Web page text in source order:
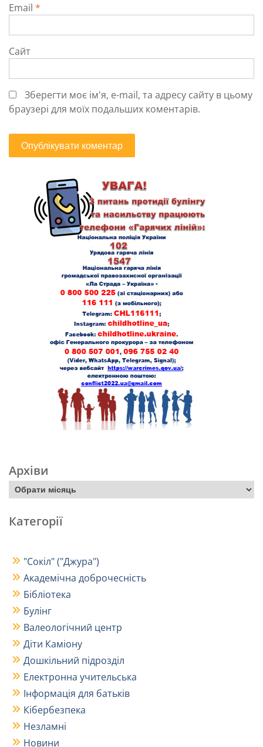
Email *
Сайт
Зберегти моє ім'я, e-mail, та адресу сайту в цьому
браузері для моїх подальших коментарів.
Архіви
Категорії
"Сокіл" ("Джура")
Академічна доброчесність
Бібліотека
Булінг
Валеологічний центр
Діти Каміону
Дошкільний підрозділ
Електронна учительська
Інформація для батьків
Кібербезпека
Незламні
Новини